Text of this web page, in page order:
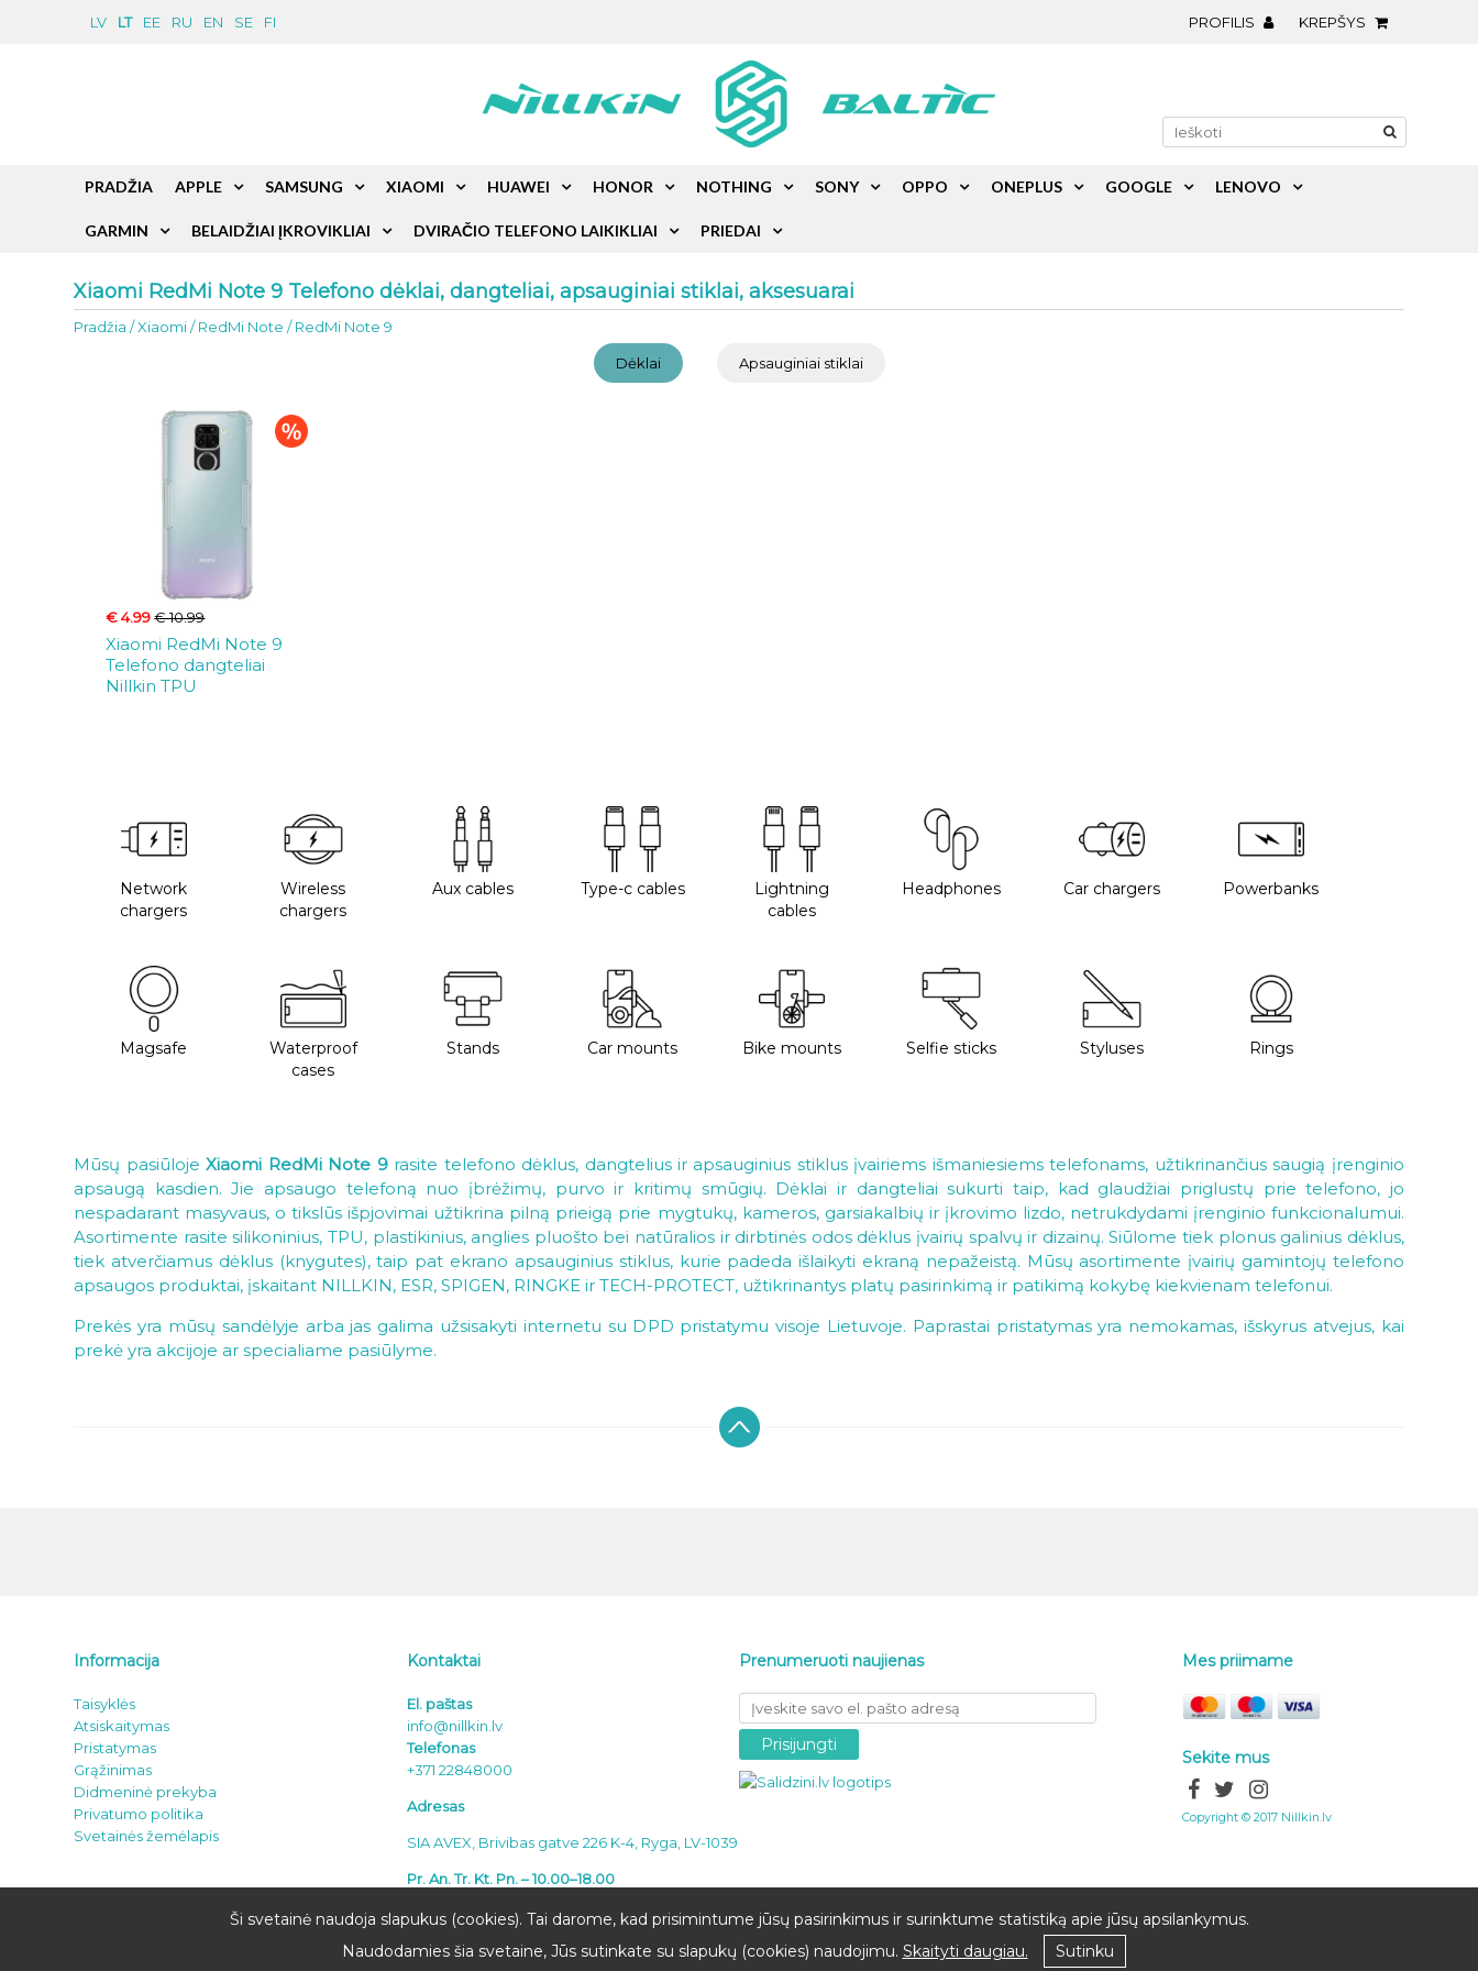
LV LT EE RU EN SE FI PROFILIS KREPŠYS
Xiaomi RedMi Note 9 Telefono dėklai, dangteliai, apsauginiai stiklai, aksesuarai
Pradžia /Xiaomi/RedMi Note /RedMi Note 9
Dėklai Apsauginiai stiklai
€ 4.99€ 10.99
Xiaomi RedMi Note 9
Telefono dangteliai
Nillkin TPU
Network
chargers
Wireless
chargers
Aux cables Type-c cables
Lightning
cables
Headphones Car chargers Powerbanks
Magsafe
Waterproof
cases
Stands Car mounts Bike mounts Selfie sticks Styluses Rings
Mūsų pasiūlojeXiaomi RedMi Note 9rasite telefono dėklus, dangtelius ir apsauginius stiklus įvairiems išmaniesiems telefonams, užtikrinančius saugią įrenginio
apsaugą kasdien. Jie apsaugo telefoną nuo įbrėžimų, purvo ir kritimų smūgių. Dėklai ir dangteliai sukurti taip, kad glaudžiai priglustų prie telefono, jo
nespadarant masyvaus, o tikslūs išpjovimai užtikrina pilną prieigą prie mygtukų, kameros, garsiakalbių ir įkrovimo lizdo, netrukdydami įrenginio funkcionalumui.
Asortimente rasite silikoninius, TPU, plastikinius, anglies pluošto bei natūralios ir dirbtinės odos dėklus įvairių spalvų ir dizainų. Siūlome tiek plonus galinius dėklus,
tiek atverčiamus dėklus (knygutes), taip pat ekrano apsauginius stiklus, kurie padeda išlaikyti ekraną nepažeistą. Mūsų asortimente įvairių gamintojų telefono
apsaugos produktai, įskaitant NILLKIN, ESR, SPIGEN, RINGKE ir TECH-PROTECT, užtikrinantys platų pasirinkimą ir patikimą kokybę kiekvienam telefonui.
Prekės yra mūsų sandėlyje arba jas galima užsisakyti internetu su DPD pristatymu visoje Lietuvoje. Paprastai pristatymas yra nemokamas, išskyrus atvejus, kai
prekė yra akcijoje ar specialiame pasiūlyme.
PRADŽIA APPLE SAMSUNG XIAOMI HUAWEI HONOR NOTHING SONY OPPO ONEPLUS GOOGLE LENOVO
GARMIN BELAIDŽIAI ĮKROVIKLIAI DVIRAČIO TELEFONO LAIKIKLIAI PRIEDAI
Informacija
Taisyklės
Atsiskaitymas
Pristatymas
Grąžinimas
Didmeninė prekyba
Privatumo politika
Svetainės žemėlapis
Kontaktai
El. paštas
info@nillkin.lv
Telefonas
+371 22848000
Adresas
SIA AVEX, Brivibas gatve 226 K-4, Ryga, LV-1039
Pr. An. Tr. Kt. Pn. – 10.00–18.00
Še . Sk. – Laisva
Prenumeruoti naujienas Mes priimame
Sekite mus
Copyright © 2017 Nillkin.lv
Ši svetainė naudoja slapukus (cookies). Tai darome, kad prisimintume jūsų pasirinkimus ir surinktume statistiką apie jūsų apsilankymus.
Naudodamies šia svetaine, Jūs sutinkate su slapukų (cookies) naudojimu. Skaityti daugiau. Sutinku